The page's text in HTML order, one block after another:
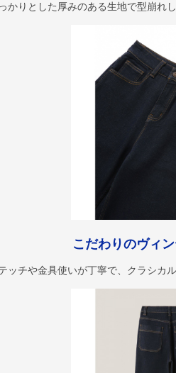
かりとした厚みのある生地で型崩れ
こだわりのヴィ
ッチや金具使いが丁寧で、クラシカ